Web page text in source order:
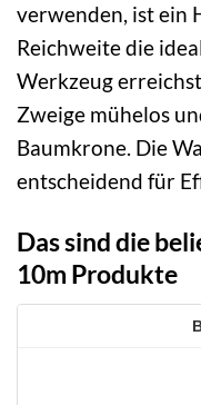
verwenden, ist ein
Reichweite die
Werkzeug
Zweige mühelos
Baumkrone. Die
entscheidend für
Das sind die
10m Produkte